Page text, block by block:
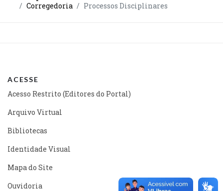
Corregedoria
Processos Disciplinares
ACESSE
Acesso Restrito (Editores do Portal)
Arquivo Virtual
Bibliotecas
Identidade Visual
Mapa do Site
Ouvidoria